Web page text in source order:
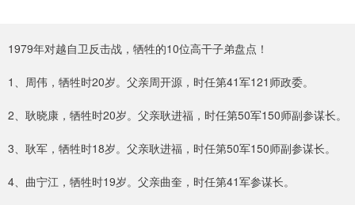
1979年对越自卫反击战，牺牲的10位高干子弟盘点！
1、周伟，牺牲时20岁。父亲周开源，时任第41军121师政委。
2、耿晓康，牺牲时20岁。父亲耿进福，时任第50军150师副参谋长。
3、耿军，牺牲时18岁。父亲耿进福，时任第50军150师副参谋长。
4、曲宁江，牺牲时19岁。父亲曲奎，时任第41军参谋长。